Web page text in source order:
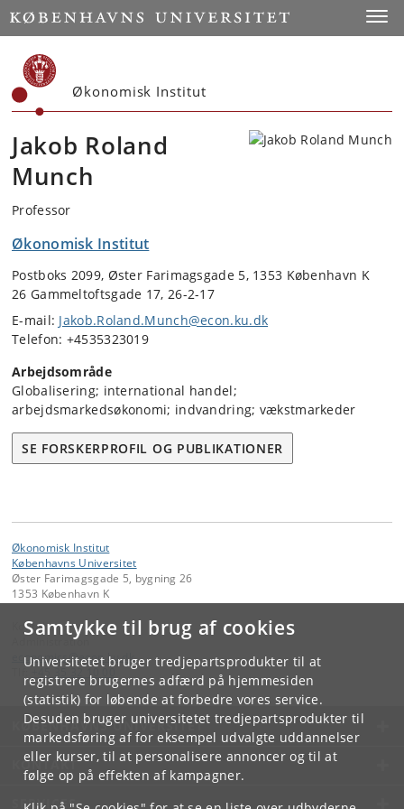
Samtykke til brug af cookies
Universitetet bruger tredjepartsprodukter til at
registrere brugernes adfærd på hjemmesiden
(statistik) for løbende at forbedre vores service.
Desuden bruger universitetet tredjepartsprodukter til
markedsføring af for eksempel udvalgte uddannelser
eller kurser, til at personalisere annoncer og til at
følge op på effekten af kampagner.
Start
Økonomisk Institut
Jakob Roland
Munch
Professor
Økonomisk Institut
Postboks 2099, Øster Farimagsgade 5, 1353 København K
26 Gammeltoftsgade 17, 26-2-17
E-mail: Jakob.Roland.Munch@econ.ku.dk
Telefon: +4535323019
Arbejdsområde
Globalisering; international handel;
arbejdsmarkedsøkonomi; indvandring; vækstmarkeder
SE FORSKERPROFIL OG PUBLIKATIONER
Økonomisk Institut
Københavns Universitet
Øster Farimagsgade 5, bygning 26
1353 København K
Kontakt:
Administration
economics@econ. ku.dk
KØBENHAVNS UNIVERSITET
KONTAKT
SERVICES